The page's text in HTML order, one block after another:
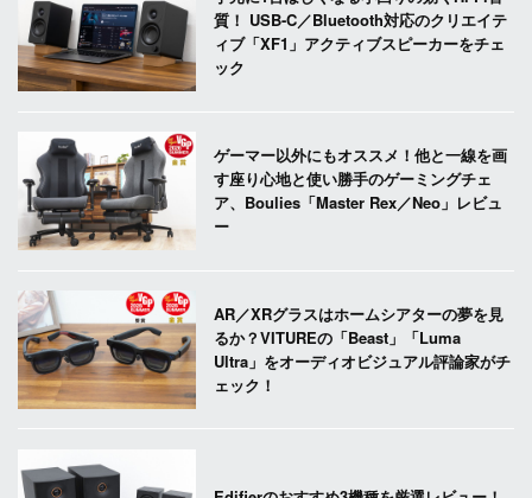
質！ USB-C／Bluetooth対応のクリエイテ
ィブ「XF1」アクティブスピーカーをチェ
ック
ゲーマー以外にもオススメ！他と一線を画
す座り心地と使い勝手のゲーミングチェ
ア、Boulies「Master Rex／Neo」レビュ
ー
AR／XRグラスはホームシアターの夢を見
るか？VITUREの「Beast」「Luma
Ultra」をオーディオビジュアル評論家がチ
ェック！